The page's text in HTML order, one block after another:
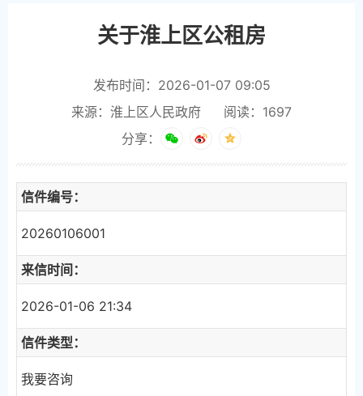
关于淮上区公租房
发布时间：2026-01-07 09:05
来源：淮上区人民政府
阅读： 1697
分享：
信件编号：
20260106001
来信时间：
2026-01-06 21:34
信件类型：
我要咨询